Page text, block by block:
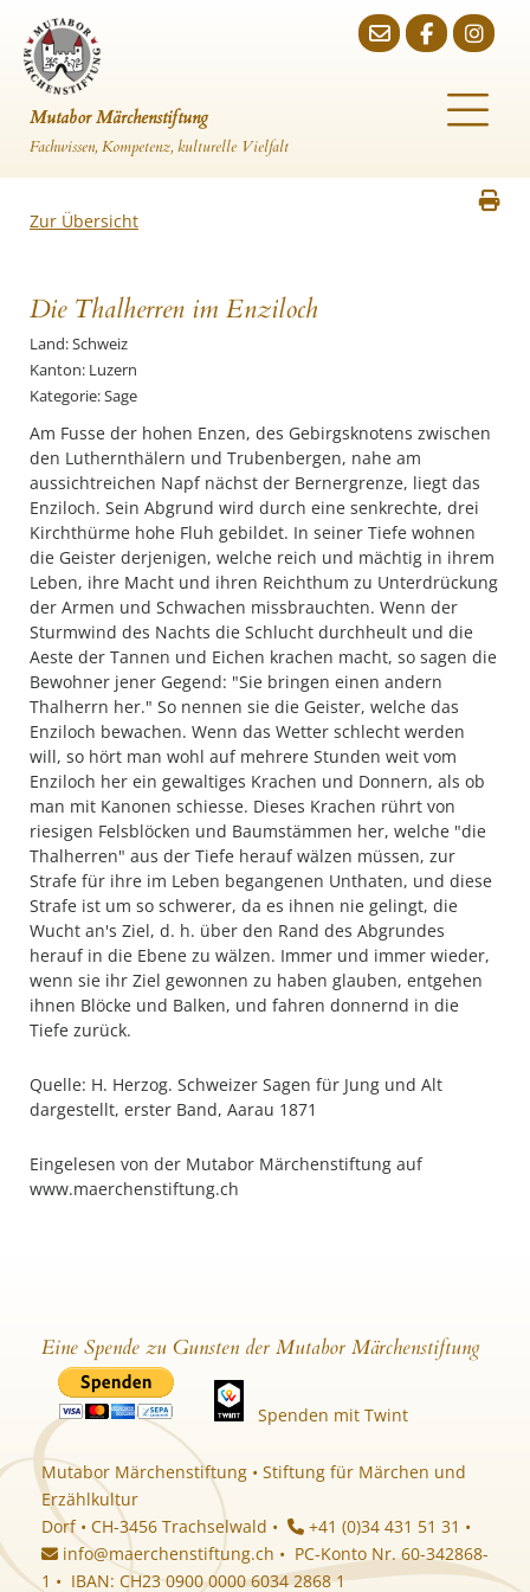
Mutabor Märchenstiftung
Fachwissen, Kompetenz, kulturelle Vielfalt
Zur Übersicht
Die Thalherren im Enziloch
Land: Schweiz
Kanton: Luzern
Kategorie: Sage
Am Fusse der hohen Enzen, des Gebirgsknotens zwischen
den Luthernthälern und Trubenbergen, nahe am
aussichtreichen Napf nächst der Bernergrenze, liegt das
Enziloch. Sein Abgrund wird durch eine senkrechte, drei
Kirchthürme hohe Fluh gebildet. In seiner Tiefe wohnen
die Geister derjenigen, welche reich und mächtig in ihrem
Leben, ihre Macht und ihren Reichthum zu Unterdrückung
der Armen und Schwachen missbrauchten. Wenn der
Sturmwind des Nachts die Schlucht durchheult und die
Aeste der Tannen und Eichen krachen macht, so sagen die
Bewohner jener Gegend: "Sie bringen einen andern
Thalherrn her." So nennen sie die Geister, welche das
Enziloch bewachen. Wenn das Wetter schlecht werden
will, so hört man wohl auf mehrere Stunden weit vom
Enziloch her ein gewaltiges Krachen und Donnern, als ob
man mit Kanonen schiesse. Dieses Krachen rührt von
riesigen Felsblöcken und Baumstämmen her, welche "die
Thalherren" aus der Tiefe herauf wälzen müssen, zur
Strafe für ihre im Leben begangenen Unthaten, und diese
Strafe ist um so schwerer, da es ihnen nie gelingt, die
Wucht an's Ziel, d. h. über den Rand des Abgrundes
herauf in die Ebene zu wälzen. Immer und immer wieder,
wenn sie ihr Ziel gewonnen zu haben glauben, entgehen
ihnen Blöcke und Balken, und fahren donnernd in die
Tiefe zurück.
Quelle: H. Herzog. Schweizer Sagen für Jung und Alt
dargestellt, erster Band, Aarau 1871
Eingelesen von der Mutabor Märchenstiftung auf
www.maerchenstiftung.ch
Eine Spende zu Gunsten der Mutabor Märchenstiftung
Spenden mit Twint
Mutabor Märchenstiftung • Stiftung für Märchen und
Erzählkultur
Dorf • CH-3456 Trachselwald •
+41 (0)34 431 51 31 •
info@maerchenstiftung.ch • PC-Konto Nr. 60-342868-
1 • IBAN: CH23 0900 0000 6034 2868 1